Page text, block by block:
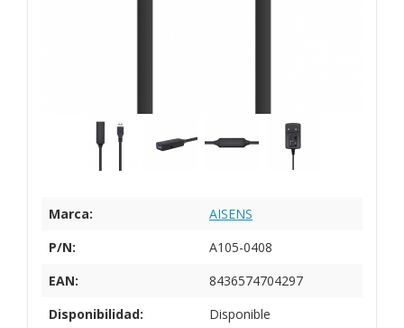
Marca:
AISENS
P/N:
A105-0408
EAN:
8436574704297
Disponibilidad:
Disponible